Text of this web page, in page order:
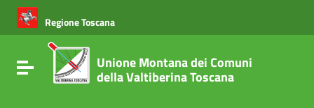
Vai ai contenuti
Vai al menu di navigazione
Vai al footer
Regione Toscana
Attiva / disattiva la navigazione
Unione Montana dei Comuni
della Valtiberina Toscana